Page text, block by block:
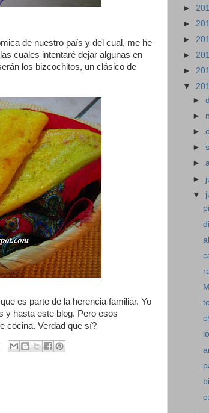
de nuestro país y del cual, me he
cuales intentaré dejar algunas en
los bizcochitos, un clásico de
es parte de la herencia familiar. Yo
y hasta este blog. Pero esos
cocina. Verdad que sí?
►
►
►
►
►
▼
►
►
►
►
►
►
▼